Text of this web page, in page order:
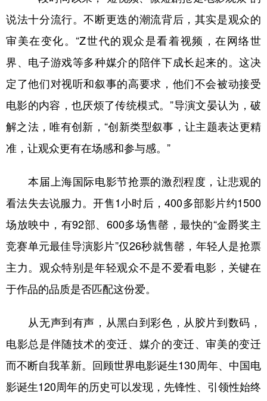
说法十分流行。不断更迭的潮流背后，其实是观众的
审美在变化。“Z世代的观众是看着视频，在网络世
界、电子游戏等多种媒介的陪伴下成长起来的。这决
定了他们对视听和叙事的高要求，他们不会被动接受
电影的内容，也厌烦了传统模式。”导演文晏认为，破
解之法，唯有创新，“创新类型叙事，让主题表达更精
准，让观众更有在场感和参与感。”
本届上海国际电影节抢票的激烈程度，让悲观的
看法失去说服力。开售1小时后，400多部影片约1500
场放映中，有92部、600多场售罄，最快的“金爵奖主
竞赛单元最佳导演影片”仅26秒就售罄，年轻人是抢票
主力。观众特别是年轻观众不是不爱看电影，关键在
于作品的品质是否匹配这份爱。
从无声到有声，从黑白到彩色，从胶片到数码，
电影总是伴随技术的变迁、媒介的变迁、审美的变迁
而不断自我革新。回顾世界电影诞生130周年、中国电
影诞生120周年的历史可以发现，先锋性、引领性始终